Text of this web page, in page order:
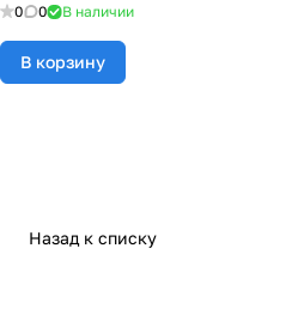
0 0 В наличии
В корзину
Назад к списку